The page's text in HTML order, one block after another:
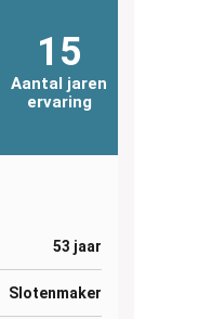
15
Aantal jaren
ervaring
53 jaar
Slotenmaker